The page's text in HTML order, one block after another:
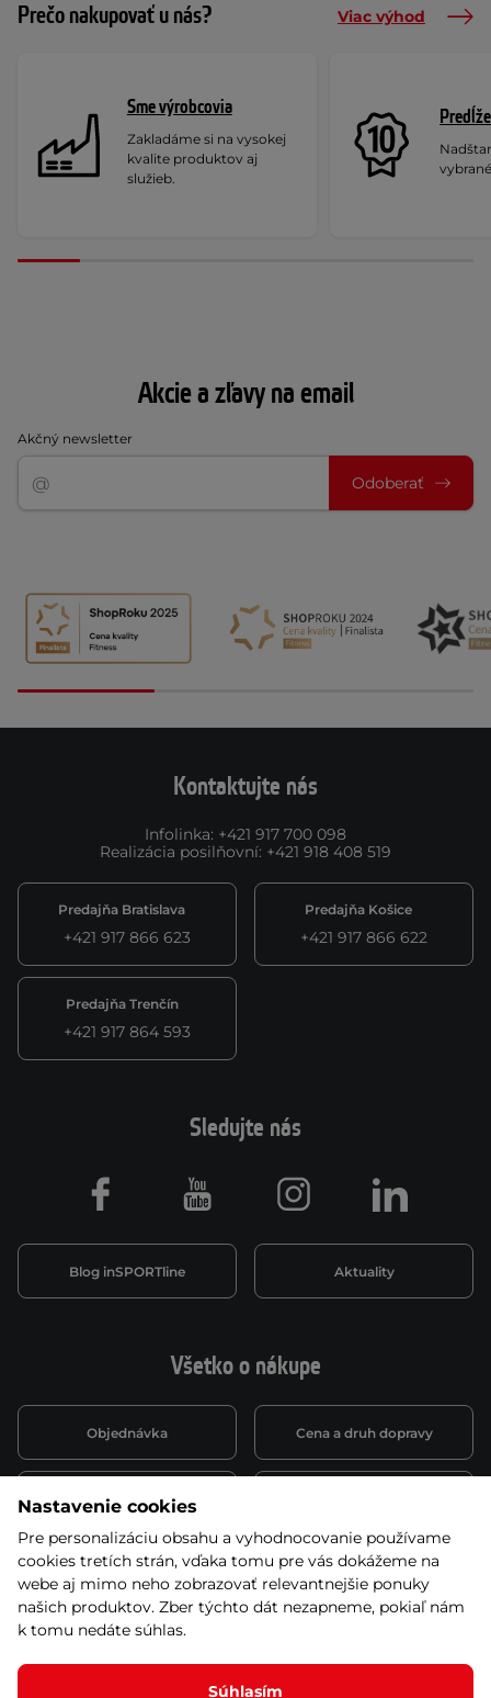
Prečo nakupovať u nás? Viac výhod
Sme výrobcovia
Zakladáme si na vysokej
kvalite produktov aj
služieb.
Akcie a zľavy na email
Akčný newsletter
Odoberať
Kontaktujte nás
Infolinka: +421 917 700 098
Realizácia posilňovní: +421 918 408 519
Predajňa Bratislava
+421 917 866 623
Predajňa Košice
+421 917 866 622
Predajňa Trenčín
+421 917 864 593
Všetko o nákupe
Objednávka Cena a druh dopravy
Spôsob platby
Montáž a servis Reklamácie a záruka
Kariéra
Sledujte nás
Blog inSPORTline Aktuality
Facebook Youtube Instagram LinkedIn
Nastavenie cookies
Pre personalizáciu obsahu a vyhodnocovanie používame
cookies tretích strán, vďaka tomu pre vás dokážeme na
webe aj mimo neho zobrazovať relevantnejšie ponuky
našich produktov. Zber týchto dát nezapneme, pokiaľ nám
k tomu nedáte súhlas.
Súhlasím